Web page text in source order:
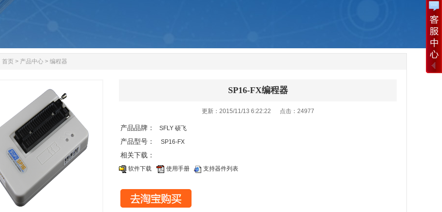
首页 > 产品中心 > 编程器
SP16-FX编程器
更新：2015/11/13 6:22:22 点击： 24977
产品品牌： SFLY 硕飞
产品型号： SP16-FX
相关下载：
软件下载 使用手册 支持器件列表